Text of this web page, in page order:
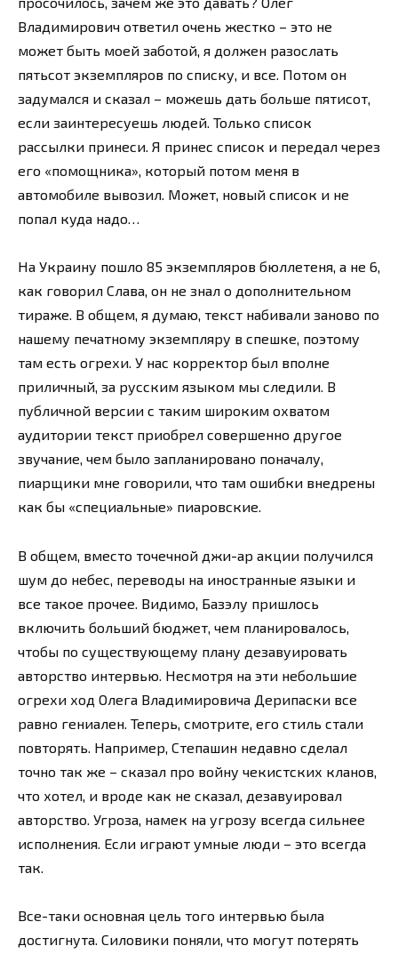
Владимирович ответил очень жестко – это не
может быть моей заботой, я должен разослать
пятьсот экземпляров по списку, и все. Потом он
задумался и сказал – можешь дать больше пятисот,
если заинтересуешь людей. Только список
рассылки принеси. Я принес список и передал через
его «помощника», который потом меня в
автомобиле вывозил. Может, новый список и не
попал куда надо…
На Украину пошло 85 экземпляров бюллетеня, а не 6,
как говорил Слава, он не знал о дополнительном
тираже. В общем, я думаю, текст набивали заново по
нашему печатному экземпляру в спешке, поэтому
там есть огрехи. У нас корректор был вполне
приличный, за русским языком мы следили. В
публичной версии с таким широким охватом
аудитории текст приобрел совершенно другое
звучание, чем было запланировано поначалу,
пиарщики мне говорили, что там ошибки внедрены
как бы «специальные» пиаровские.
В общем, вместо точечной джи-ар акции получился
шум до небес, переводы на иностранные языки и
все такое прочее. Видимо, Базэлу пришлось
включить больший бюджет, чем планировалось,
чтобы по существующему плану дезавуировать
авторство интервью. Несмотря на эти небольшие
огрехи ход Олега Владимировича Дерипаски все
равно гениален. Теперь, смотрите, его стиль стали
повторять. Например, Степашин недавно сделал
точно так же – сказал про войну чекистских кланов,
что хотел, и вроде как не сказал, дезавуировал
авторство. Угроза, намек на угрозу всегда сильнее
исполнения. Если играют умные люди – это всегда
так.
Все-таки основная цель того интервью была
достигнута. Силовики поняли, что могут потерять